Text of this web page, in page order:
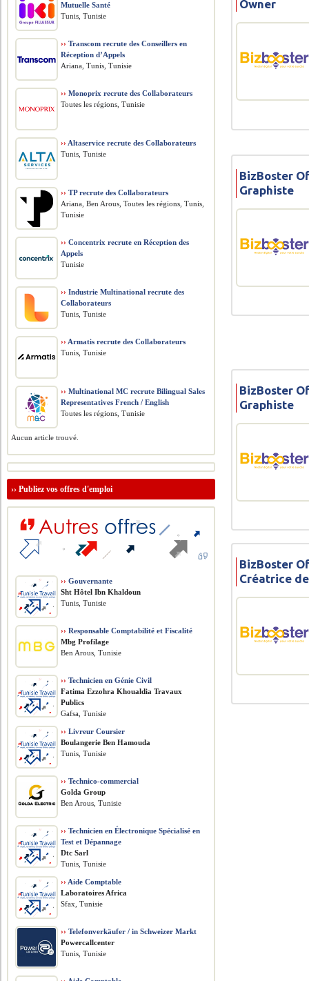
Owner
BizBoster
Graphiste
BizBoster
Graphiste
BizBoster
Créatrice
Mutuelle Santé
Tunis, Tunisie
›› Transcom recrute des Conseillers en
Réception d’Appels
Ariana, Tunis, Tunisie
›› Monoprix recrute des Collaborateurs
Toutes les régions, Tunisie
›› Altaservice recrute des Collaborateurs
Tunis, Tunisie
›› TP recrute des Collaborateurs
Ariana, Ben Arous, Toutes les régions, Tunis,
Tunisie
›› Concentrix recrute en Réception des
Appels
Tunisie
›› Industrie Multinational recrute des
Collaborateurs
Tunis, Tunisie
›› Armatis recrute des Collaborateurs
Tunis, Tunisie
›› Multinational MC recrute Bilingual Sales
Representatives French / English
Toutes les régions, Tunisie
Aucun article trouvé.
››Publiez vos offres d'emploi
›› Gouvernante
Sht Hôtel Ibn Khaldoun
Tunis, Tunisie
›› Responsable Comptabilité et Fiscalité
Mbg Profilage
Ben Arous, Tunisie
›› Technicien en Génie Civil
Fatima Ezzohra Khoualdia Travaux
Publics
Gafsa, Tunisie
›› Livreur Coursier
Boulangerie Ben Hamouda
Tunis, Tunisie
›› Technico-commercial
Golda Group
Ben Arous, Tunisie
›› Technicien en Électronique Spécialisé en
Test et Dépannage
Dtc Sarl
Tunis, Tunisie
›› Aide Comptable
Laboratoires Africa
Sfax, Tunisie
›› Telefonverkäufer / in Schweizer Markt
Powercallcenter
Tunis, Tunisie